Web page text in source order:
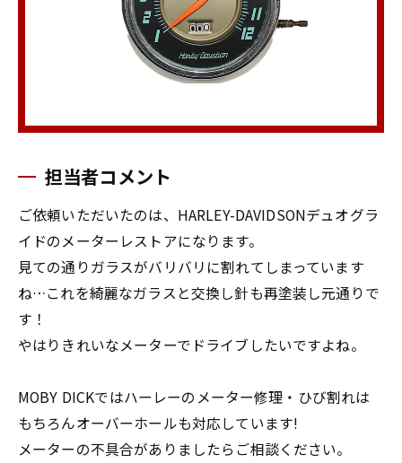
担当者コメント
ご依頼いただいたのは、HARLEY-DAVIDSONデュオグラ
イドのメーターレストアになります。
見ての通りガラスがバリバリに割れてしまっています
ね…これを綺麗なガラスと交換し針も再塗装し元通りで
す！
やはりきれいなメーターでドライブしたいですよね。
MOBY DICKではハーレーのメーター修理・ひび割れは
もちろんオーバーホールも対応しています!
メーターの不具合がありましたらご相談ください。